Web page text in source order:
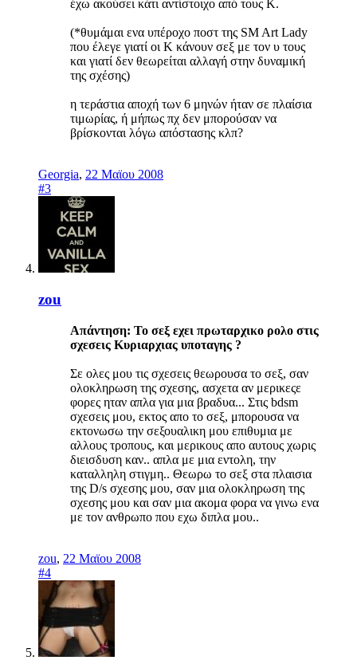
έχω ακούσει κάτι αντίστοιχο από τους Κ.
(*θυμάμαι ενα υπέροχο ποστ της SM Art Lady
που έλεγε γιατί οι Κ κάνουν σεξ με τον υ τους
και γιατί δεν θεωρείται αλλαγή στην δυναμική
της σχέσης)
η τεράστια αποχή των 6 μηνών ήταν σε πλαίσια
τιμωρίας, ή μήπως πχ δεν μπορούσαν να
βρίσκονται λόγω απόστασης κλπ?
Georgia, 22 Μαϊου 2008
#3
zou
Απάντηση: Το σεξ εχει πρωταρχικο ρολο στις
σχεσεις Κυριαρχιας υποταγης ?
Σε ολες μου τις σχεσεις θεωρουσα το σεξ, σαν
ολοκληρωση της σχεσης, ασχετα αν μερικεςε
φορες ηταν απλα για μια βραδυα... Στις bdsm
σχεσεις μου, εκτος απο το σεξ, μπορουσα να
εκτονωσω την σεξουαλικη μου επιθυμια με
αλλους τροπους, και μερικους απο αυτους χωρις
διεισδυση καν.. απλα με μια εντολη, την
καταλληλη στιγμη.. Θεωρω το σεξ στα πλαισια
της D/s σχεσης μου, σαν μια ολοκληρωση της
σχεσης μου και σαν μια ακομα φορα να γινω ενα
με τον ανθρωπο που εχω διπλα μου..
zou, 22 Μαϊου 2008
#4